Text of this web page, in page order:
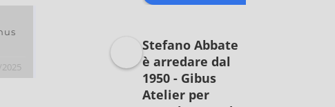
Stefano Abbate
è arredare dal
1950 - Gibus
Atelier per